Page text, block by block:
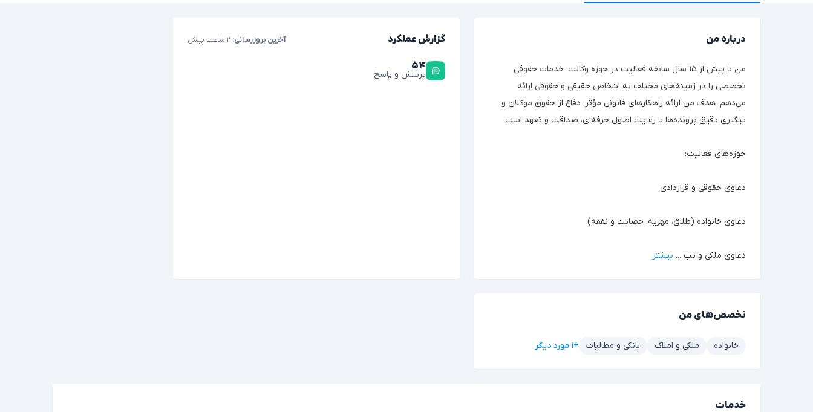
درباره من
من با بیش از ۱۵ سال سابقه فعالیت در حوزه وکالت، خدمات حقوقی
تخصصی را در زمینه‌های مختلف به اشخاص حقیقی و حقوقی ارائه
می‌دهم. هدف من ارائه راهکارهای قانونی مؤثر، دفاع از حقوق موکلان و
پیگیری دقیق پرونده‌ها با رعایت اصول حرفه‌ای، صداقت و تعهد است.
حوزه‌های فعالیت:
دعاوی حقوقی و قراردادی
دعاوی خانواده (طلاق، مهریه، حضانت و نفقه)
دعاوی ملکی و ثب ... بیشتر
گزارش عملکرد آخرین بروزرسانی:
۵۴
پرسش و پاسخ
تخصص‌های من
خانواده ملکی و املاک بانکی و مطالبات +۱ مورد دیگر
خدمات